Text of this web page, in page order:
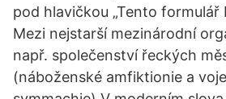
pod hlavičkou „Tento formulář
Mezi nejstarší mezinárodní
např. společenství řeckých
(náboženské amfiktionie a